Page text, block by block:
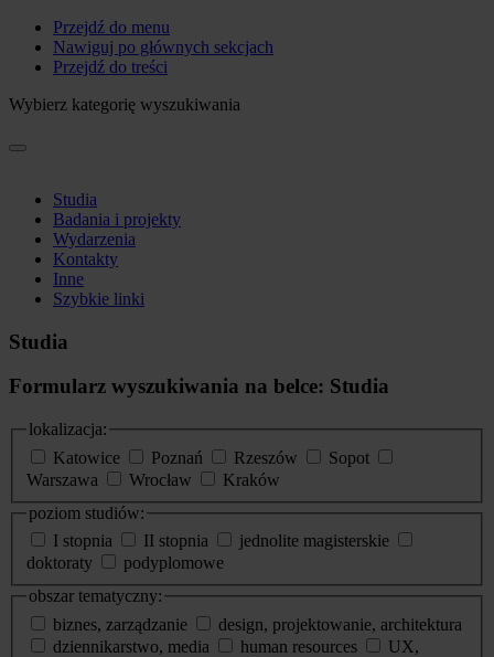
Przejdź do menu
Nawiguj po głównych sekcjach
Przejdź do treści
Wybierz kategorię wyszukiwania
Studia
Badania i projekty
Wydarzenia
Kontakty
Inne
Szybkie linki
Studia
Formularz wyszukiwania na belce: Studia
lokalizacja:
Katowice
Poznań Rzeszów
Sopot
Warszawa
Wrocław
Kraków
poziom studiów:
I stopnia
II stopnia
jednolite magisterskie
doktoraty
podyplomowe
obszar tematyczny:
biznes, zarządzanie
design, projektowanie, architektura
dziennikarstwo, media
human resources
UX,